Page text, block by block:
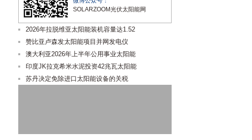
SOLARZOOM光伏太阳能网
2026年拉脱维亚太阳能装机容量达1.52
赞比亚卢森发太阳能项目并网发电仪
澳大利亚2026年上半年公用事业太阳能
印度JK拉克希米水泥投资42兆瓦太阳能
苏丹决定免除进口太阳能设备的关税